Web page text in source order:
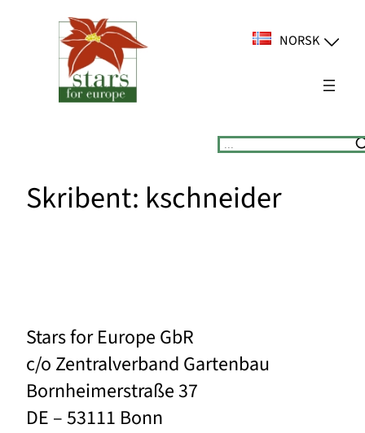
NORSK
Suchen
Skribent: kschneider
Stars for Europe GbR
c/o Zentralverband Gartenbau
Bornheimerstraße 37
DE – 53111 Bonn